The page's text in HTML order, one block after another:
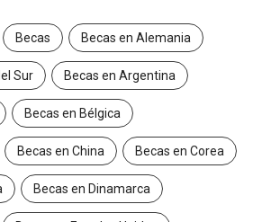
Becas Becas en Alemania
Sur Becas en Argentina
Becas en Bélgica
Becas en China Becas en Corea
Becas en Dinamarca